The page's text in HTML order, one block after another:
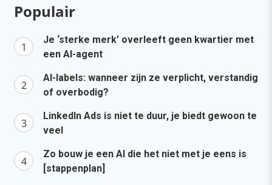
Populair
Je ‘sterke merk’ overleeft geen kwartier met
een AI-agent
AI-labels: wanneer zijn ze verplicht, verstandig
of overbodig?
LinkedIn Ads is niet te duur, je biedt gewoon te
veel
Zo bouw je een AI die het niet met je eens is
[stappenplan]